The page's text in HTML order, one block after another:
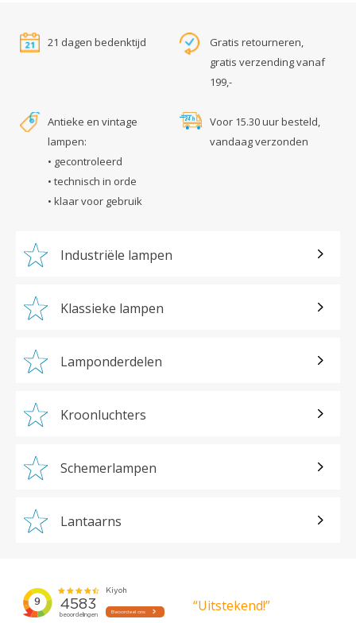
21 dagen bedenktijd
Gratis retourneren,
gratis verzending vanaf
199,-
Antieke en vintage
lampen:
• gecontroleerd
• technisch in orde
• klaar voor gebruik
Voor 15.30 uur besteld,
vandaag verzonden
Industriële lampen
Klassieke lampen
Lamponderdelen
Kroonluchters
Schemerlampen
Lantaarns
“Uitstekend!”